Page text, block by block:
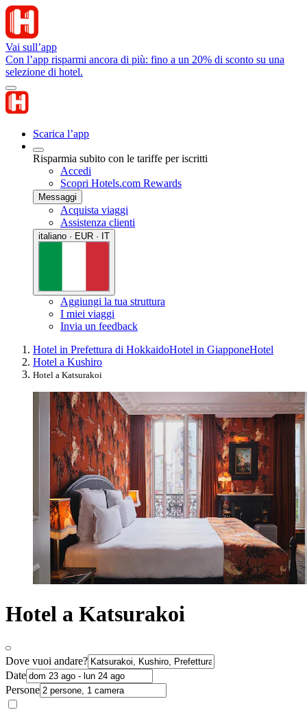
Vai sull’app
Con l’app risparmi ancora di più: fino a un 20% di sconto su una
selezione di hotel.
Scarica l’app
Risparmia subito con le tariffe per iscritti
Accedi
Scopri Hotels.com Rewards
Messaggi
Acquista viaggi
Assistenza clienti
italiano · EUR · IT
Aggiungi la tua struttura
I miei viaggi
Invia un feedback
Hotel in Prefettura di HokkaidoHotel in GiapponeHotel
Hotel a Kushiro
Hotel a Katsurakoi
Hotel a Katsurakoi
Dove vuoi andare?
Date
Persone